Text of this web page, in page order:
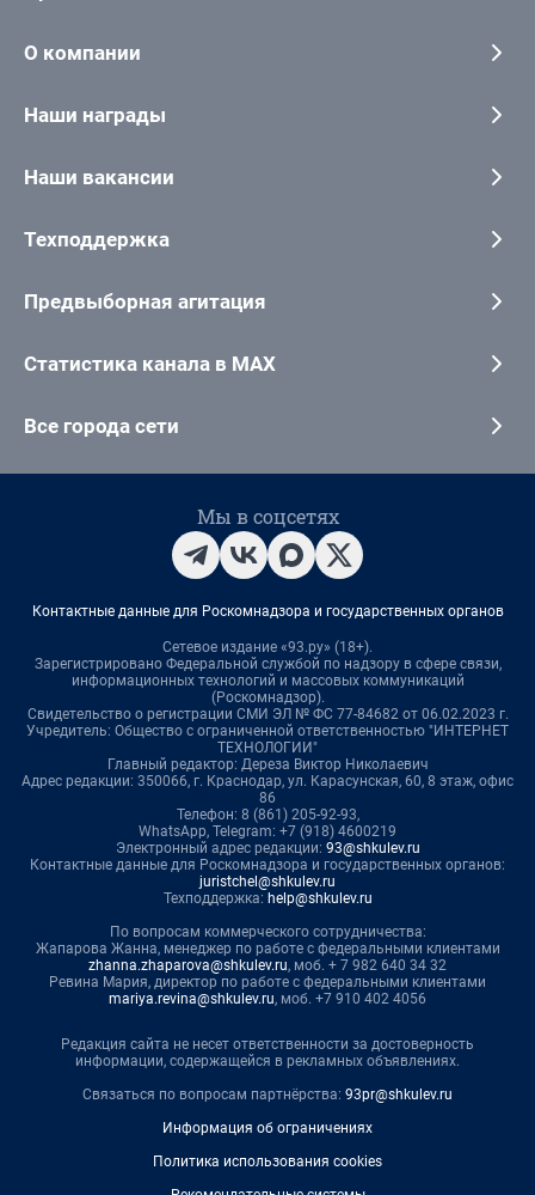
О компании
Наши награды
Наши вакансии
Техподдержка
Предвыборная агитация
Статистика канала в MAX
Все города сети
Мы в соцсетях
Контактные данные для Роскомнадзора и государственных органов
Сетевое издание «93.ру» (18+).
Зарегистрировано Федеральной службой по надзору в сфере связи,
информационных технологий и массовых коммуникаций
(Роскомнадзор).
Свидетельство о регистрации СМИ ЭЛ № ФС 77-84682 от 06.02.2023 г.
Учредитель: Общество с ограниченной ответственностью "ИНТЕРНЕТ
ТЕХНОЛОГИИ"
Главный редактор: Дереза Виктор Николаевич
Адрес редакции: 350066, г. Краснодар, ул. Карасунская, 60, 8 этаж, офис
86
Телефон: 8 (861) 205-92-93,
WhatsApp, Telegram: +7 (918) 4600219
Электронный адрес редакции: 93@shkulev.ru
Контактные данные для Роскомнадзора и государственных органов:
juristchel@shkulev.ru
Техподдержка: help@shkulev.ru
По вопросам коммерческого сотрудничества:
Жапарова Жанна, менеджер по работе с федеральными клиентами
zhanna.zhaparova@shkulev.ru, моб. + 7 982 640 34 32
Ревина Мария, директор по работе с федеральными клиентами
mariya.revina@shkulev.ru, моб. +7 910 402 4056
Редакция сайта не несет ответственности за достоверность
информации, содержащейся в рекламных объявлениях.
Связаться по вопросам партнёрства: 93pr@shkulev.ru
Информация об ограничениях
Политика использования cookies